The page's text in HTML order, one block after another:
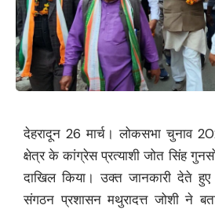
देहरादून 26 मार्च। लोकसभा चुनाव
क्षेत्र के कांग्रेस प्रत्याशी जोत सिंह
दाखिल किया। उक्त जानकारी देते हुए
संगठन प्रशासन मथुरादत्त जोशी ने